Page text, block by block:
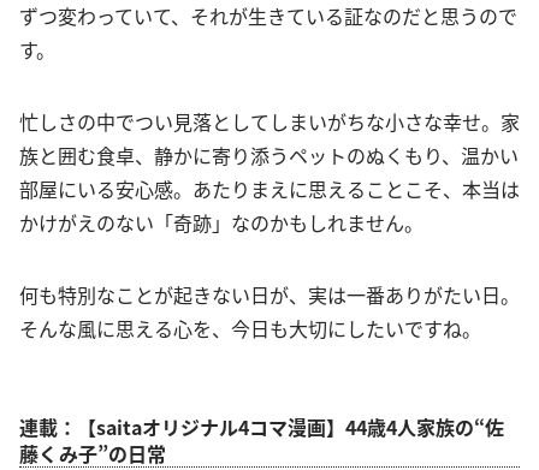
ずつ変わっていて、それが生きている証なのだと思うので
す。
忙しさの中でつい見落としてしまいがちな小さな幸せ。家
族と囲む食卓、静かに寄り添うペットのぬくもり、温かい
部屋にいる安心感。あたりまえに思えることこそ、本当は
かけがえのない「奇跡」なのかもしれません。
何も特別なことが起きない日が、実は一番ありがたい日。
そんな風に思える心を、今日も大切にしたいですね。
連載：【saitaオリジナル4コマ漫画】44歳4人家族の“佐
藤くみ子”の日常